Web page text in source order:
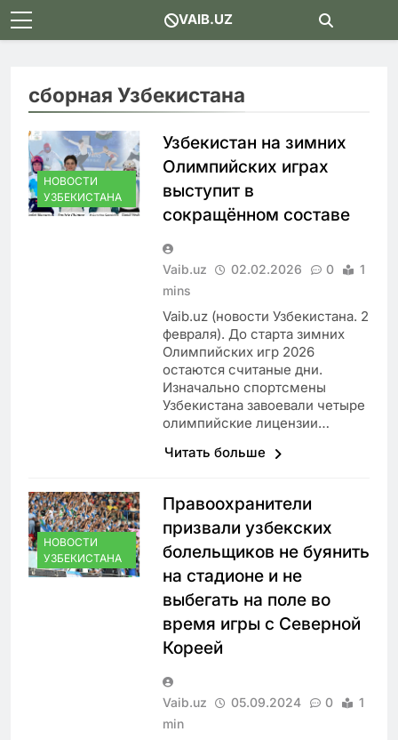
Skip
to
VAIB.UZ
сборная Узбекистана
НОВОСТИ
УЗБЕКИСТАНА
Узбекистан на зимних
Олимпийских играх
выступит в
сокращённом составе
Vaib.uz 02.02.2026 0
1
mins
Vaib.uz (новости Узбекистана. 2
февраля). До старта зимних
Олимпийских игр 2026
остаются считаные дни.
Изначально спортсмены
Узбекистана завоевали четыре
олимпийские лицензии…
Читать больше
НОВОСТИ
УЗБЕКИСТАНА
Правоохранители
призвали узбекских
болельщиков не буянить
на стадионе и не
выбегать на поле во
время игры с Северной
Кореей
Vaib.uz 05.09.2024 0
1
min